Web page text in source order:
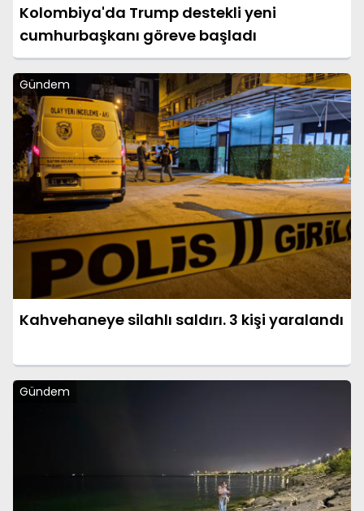
Kolombiya'da Trump destekli yeni
cumhurbaşkanı göreve başladı
Gündem
Kahvehaneye silahlı saldırı. 3 kişi yaralandı
Gündem